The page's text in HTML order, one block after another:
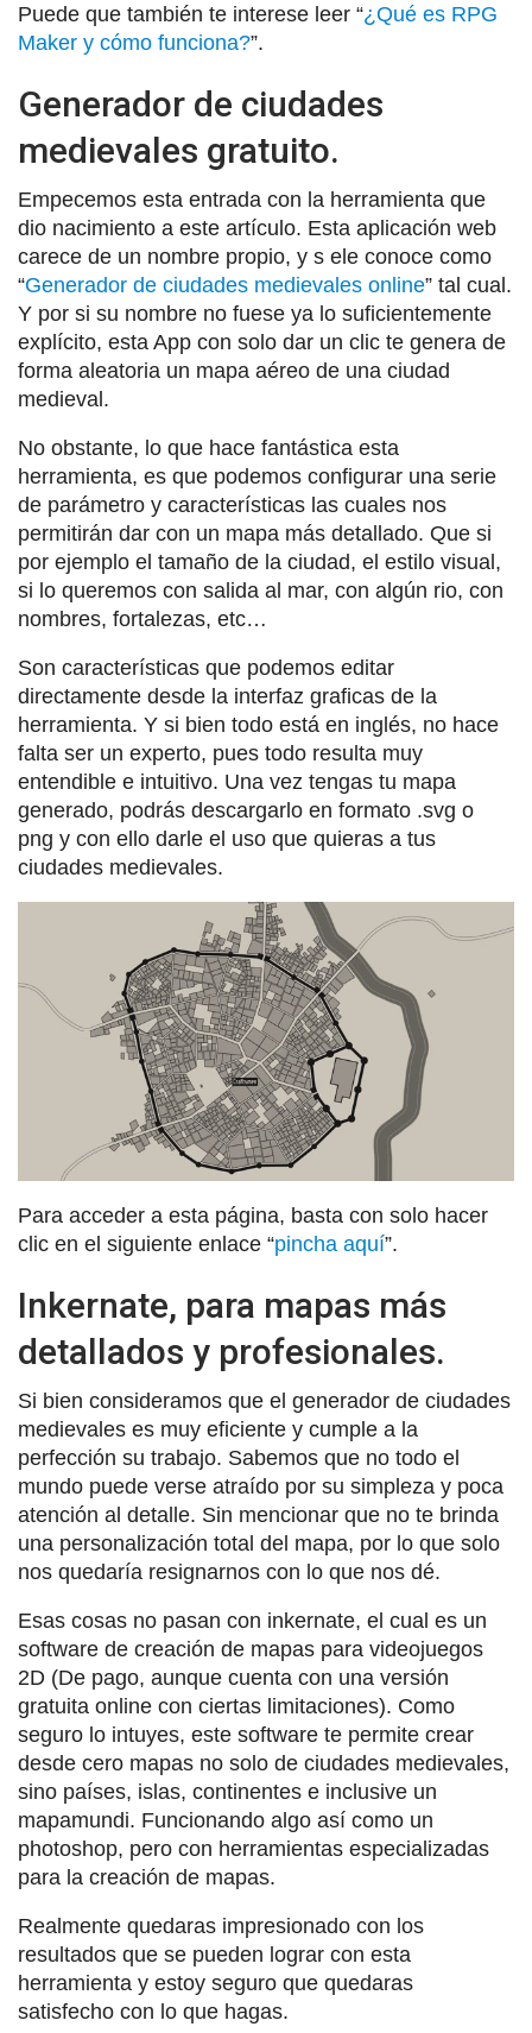
Puede que también te interese leer “¿Qué es RPG
Maker y cómo funciona?”.
Generador de ciudades
medievales gratuito.
Empecemos esta entrada con la herramienta que
dio nacimiento a este artículo. Esta aplicación web
carece de un nombre propio, y s ele conoce como
“Generador de ciudades medievales online” tal cual.
Y por si su nombre no fuese ya lo suficientemente
explícito, esta App con solo dar un clic te genera de
forma aleatoria un mapa aéreo de una ciudad
medieval.
No obstante, lo que hace fantástica esta
herramienta, es que podemos configurar una serie
de parámetro y características las cuales nos
permitirán dar con un mapa más detallado. Que si
por ejemplo el tamaño de la ciudad, el estilo visual,
si lo queremos con salida al mar, con algún rio, con
nombres, fortalezas, etc…
Son características que podemos editar
directamente desde la interfaz graficas de la
herramienta. Y si bien todo está en inglés, no hace
falta ser un experto, pues todo resulta muy
entendible e intuitivo. Una vez tengas tu mapa
generado, podrás descargarlo en formato .svg o
png y con ello darle el uso que quieras a tus
ciudades medievales.
Para acceder a esta página, basta con solo hacer
clic en el siguiente enlace “pincha aquí”.
Inkernate, para mapas más
detallados y profesionales.
Si bien consideramos que el generador de ciudades
medievales es muy eficiente y cumple a la
perfección su trabajo. Sabemos que no todo el
mundo puede verse atraído por su simpleza y poca
atención al detalle. Sin mencionar que no te brinda
una personalización total del mapa, por lo que solo
nos quedaría resignarnos con lo que nos dé.
Esas cosas no pasan con inkernate, el cual es un
software de creación de mapas para videojuegos
2D (De pago, aunque cuenta con una versión
gratuita online con ciertas limitaciones). Como
seguro lo intuyes, este software te permite crear
desde cero mapas no solo de ciudades medievales,
sino países, islas, continentes e inclusive un
mapamundi. Funcionando algo así como un
photoshop, pero con herramientas especializadas
para la creación de mapas.
Realmente quedaras impresionado con los
resultados que se pueden lograr con esta
herramienta y estoy seguro que quedaras
satisfecho con lo que hagas.